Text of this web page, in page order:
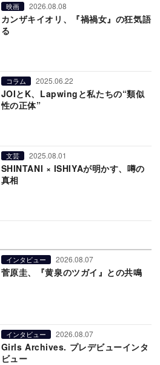
映画 2026.08.08
カンザキイオリ、『禍禍女』の狂気語
る
コラム 2025.06.22
JOIとK、Lapwingと私たちの“類似
性の正体”
文芸 2025.08.01
SHINTANI × ISHIYAが明かす、噂の
真相
インタビュー 2026.08.07
菅原圭、『黄泉のツガイ』との共鳴
インタビュー 2026.08.07
Girls Archives. プレデビューインタ
ビュー